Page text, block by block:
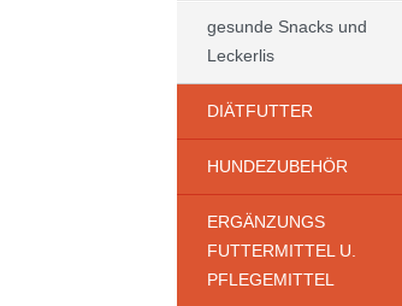
gesunde Snacks und
Leckerlis
DIÄTFUTTER
HUNDEZUBEHÖR
ERGÄNZUNGS
FUTTERMITTEL U.
PFLEGEMITTEL